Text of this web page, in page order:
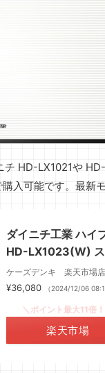
HD-LX1021や
入可能です。最新
ダイニチ工業 ハイ
HD-LX1023(W) ス
ケーズデンキ 楽天市場店
¥36,080 （2024/12/06
＼ポイント最大11倍
楽天市場